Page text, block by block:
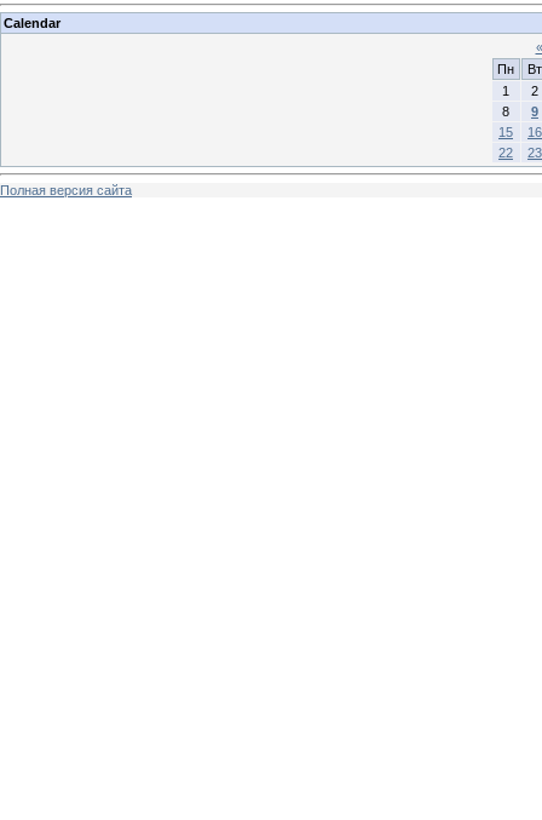
Calendar
«
Пн
Вт
1
2
8
9
15
16
22
23
Полная версия сайта